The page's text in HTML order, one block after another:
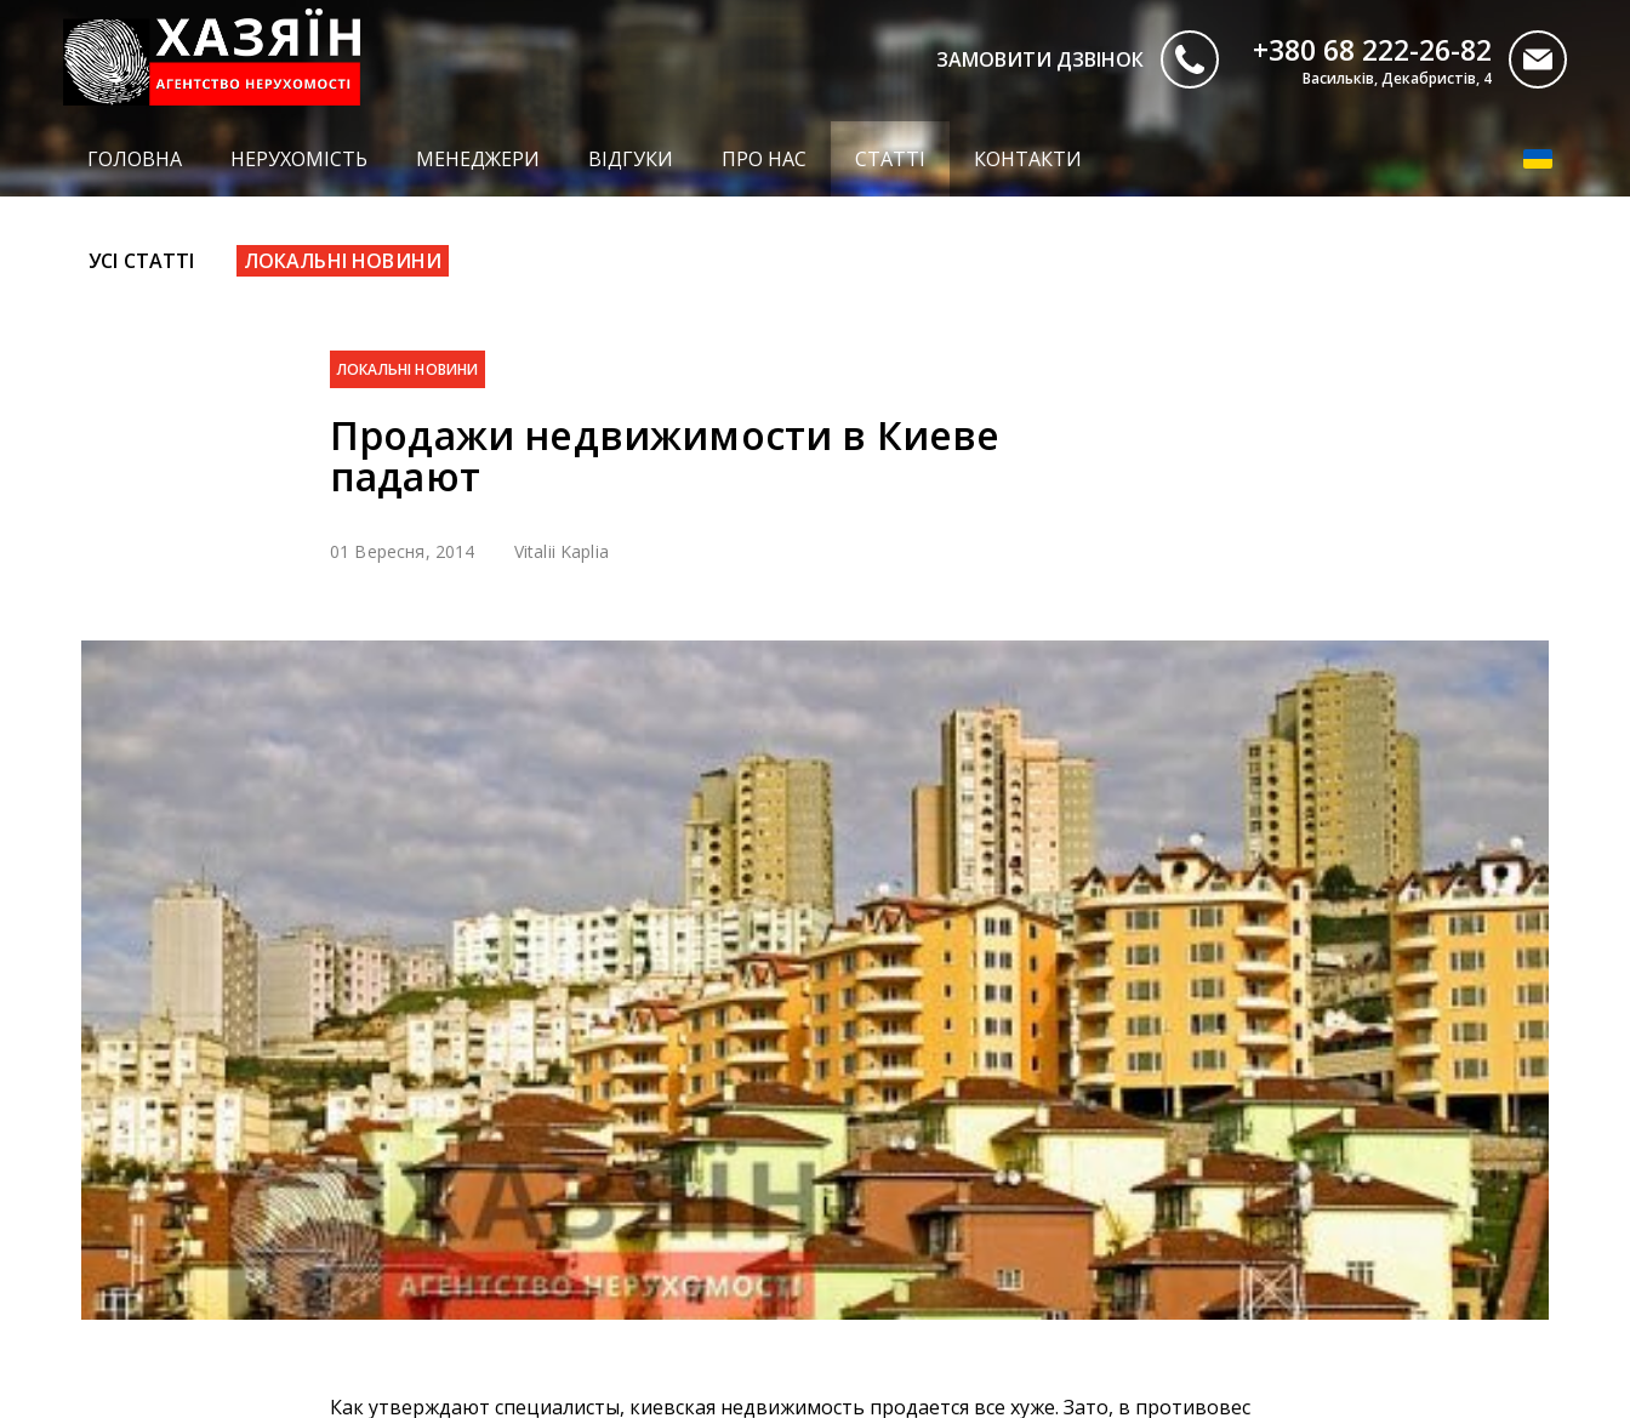
ЗАМОВИТИ ДЗВІНОК +380 68 222-26-82
Васильків, Декабристів, 4
ГОЛОВНА НЕРУХОМІСТЬ МЕНЕДЖЕРИ ВІДГУКИ ПРО НАС СТАТТІ КОНТАКТИ
УСІ СТАТТІ ЛОКАЛЬНІ НОВИНИ
ЛОКАЛЬНІ НОВИНИ
Продажи недвижимости в Киеве
падают
01 Вересня, 2014 Vitalii Kaplia
Как утверждают специалисты, киевская недвижимость продается все хуже. Зато, в противовес